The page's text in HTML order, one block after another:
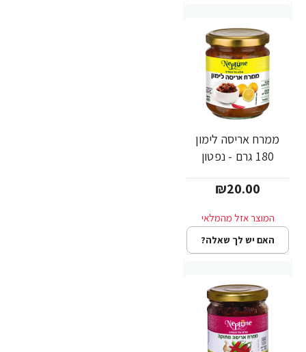
ממרח אריסה לימון
180 גרם - נפטון
₪20.00
האם יש לך שאלה?